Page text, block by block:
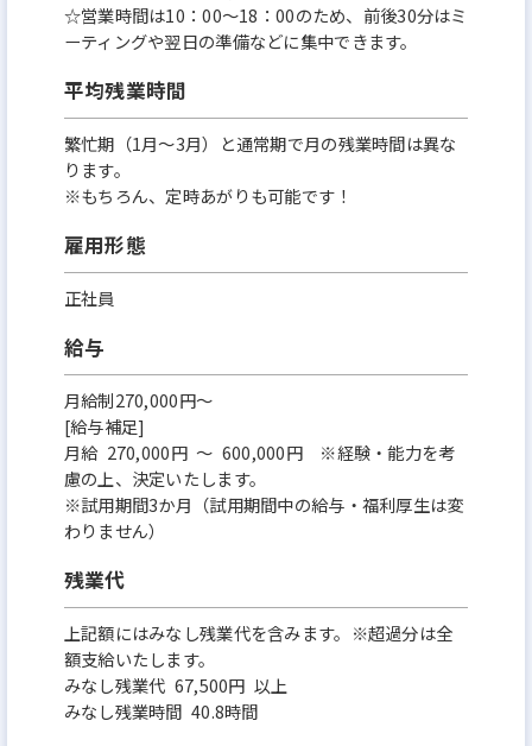
☆営業時間は10：00～18：00のため、前後30分はミ
ーティングや翌日の準備などに集中できます。
平均残業時間
繁忙期（1月～3月）と通常期で月の残業時間は異な
ります。
※もちろん、定時あがりも可能です！
雇用形態
正社員
給与
月給制270,000円～
[給与補足]
月給 270,000円 ～ 600,000円 ※経験・能力を考
慮の上、決定いたします。
※試用期間3か月（試用期間中の給与・福利厚生は変
わりません）
残業代
上記額にはみなし残業代を含みます。※超過分は全
額支給いたします。
みなし残業代 67,500円 以上
みなし残業時間 40.8時間